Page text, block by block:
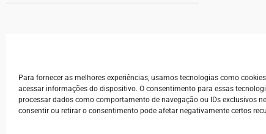
Para fornecer as melhores experiências, usamos tecnologias como
acessar informações do dispositivo. O consentimento para essas
processar dados como comportamento de navegação ou IDs exclusivos
consentir ou retirar o consentimento pode afetar negativamente certos